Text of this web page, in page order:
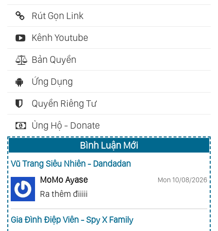
Rút Gọn Link
Kênh Youtube
Bản Quyền
Ứng Dụng
Quyền Riêng Tư
Ủng Hộ - Donate
Bình Luận Mới
Vũ Trang Siêu Nhiên - Dandadan
MoMo Ayase
Mon 10/08/2026
Ra thêm điiiii
Gia Đình Điệp Viên - Spy X Family